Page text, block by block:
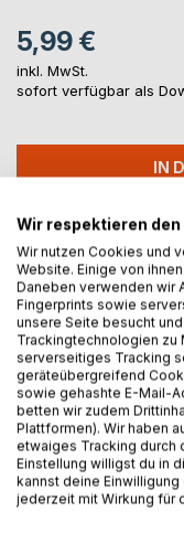
5,99 €
inkl. MwSt.
sofort verfügbar als
IN
Auf die Merkliste
Titel bewerten
BESCHREIBUNG
Tief im Dschungel
Wir respektieren
Wir nutzen Cookies und
Website. Einige von
Daneben verwenden wir
Fingerprints sowie
unsere Seite besucht
Trackingtechnologien zu
serverseitiges Tracking
geräteübergreifend
sowie gehashte E-Mail-
betten wir zudem
Plattformen). Wir haben
etwaiges Tracking durch
Einstellung willigst du in
kannst deine Einwilligung
jederzeit mit Wirkung für